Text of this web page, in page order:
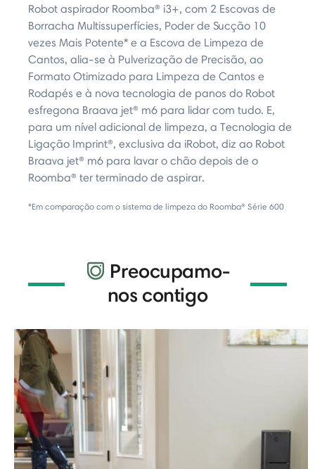
Robot aspirador Roomba® i3+, com 2 Escovas de
Borracha Multissuperfícies, Poder de Sucção 10
vezes Mais Potente* e a Escova de Limpeza de
Cantos, alia-se à Pulverização de Precisão, ao
Formato Otimizado para Limpeza de Cantos e
Rodapés e à nova tecnologia de panos do Robot
esfregona Braava jet® m6 para lidar com tudo. E,
para um nível adicional de limpeza, a Tecnologia de
Ligação Imprint®, exclusiva da iRobot, diz ao Robot
Braava jet® m6 para lavar o chão depois de o
Roomba® ter terminado de aspirar.
*Em comparação com o sistema de limpeza do Roomba® Série 600
Preocupamo-
nos contigo